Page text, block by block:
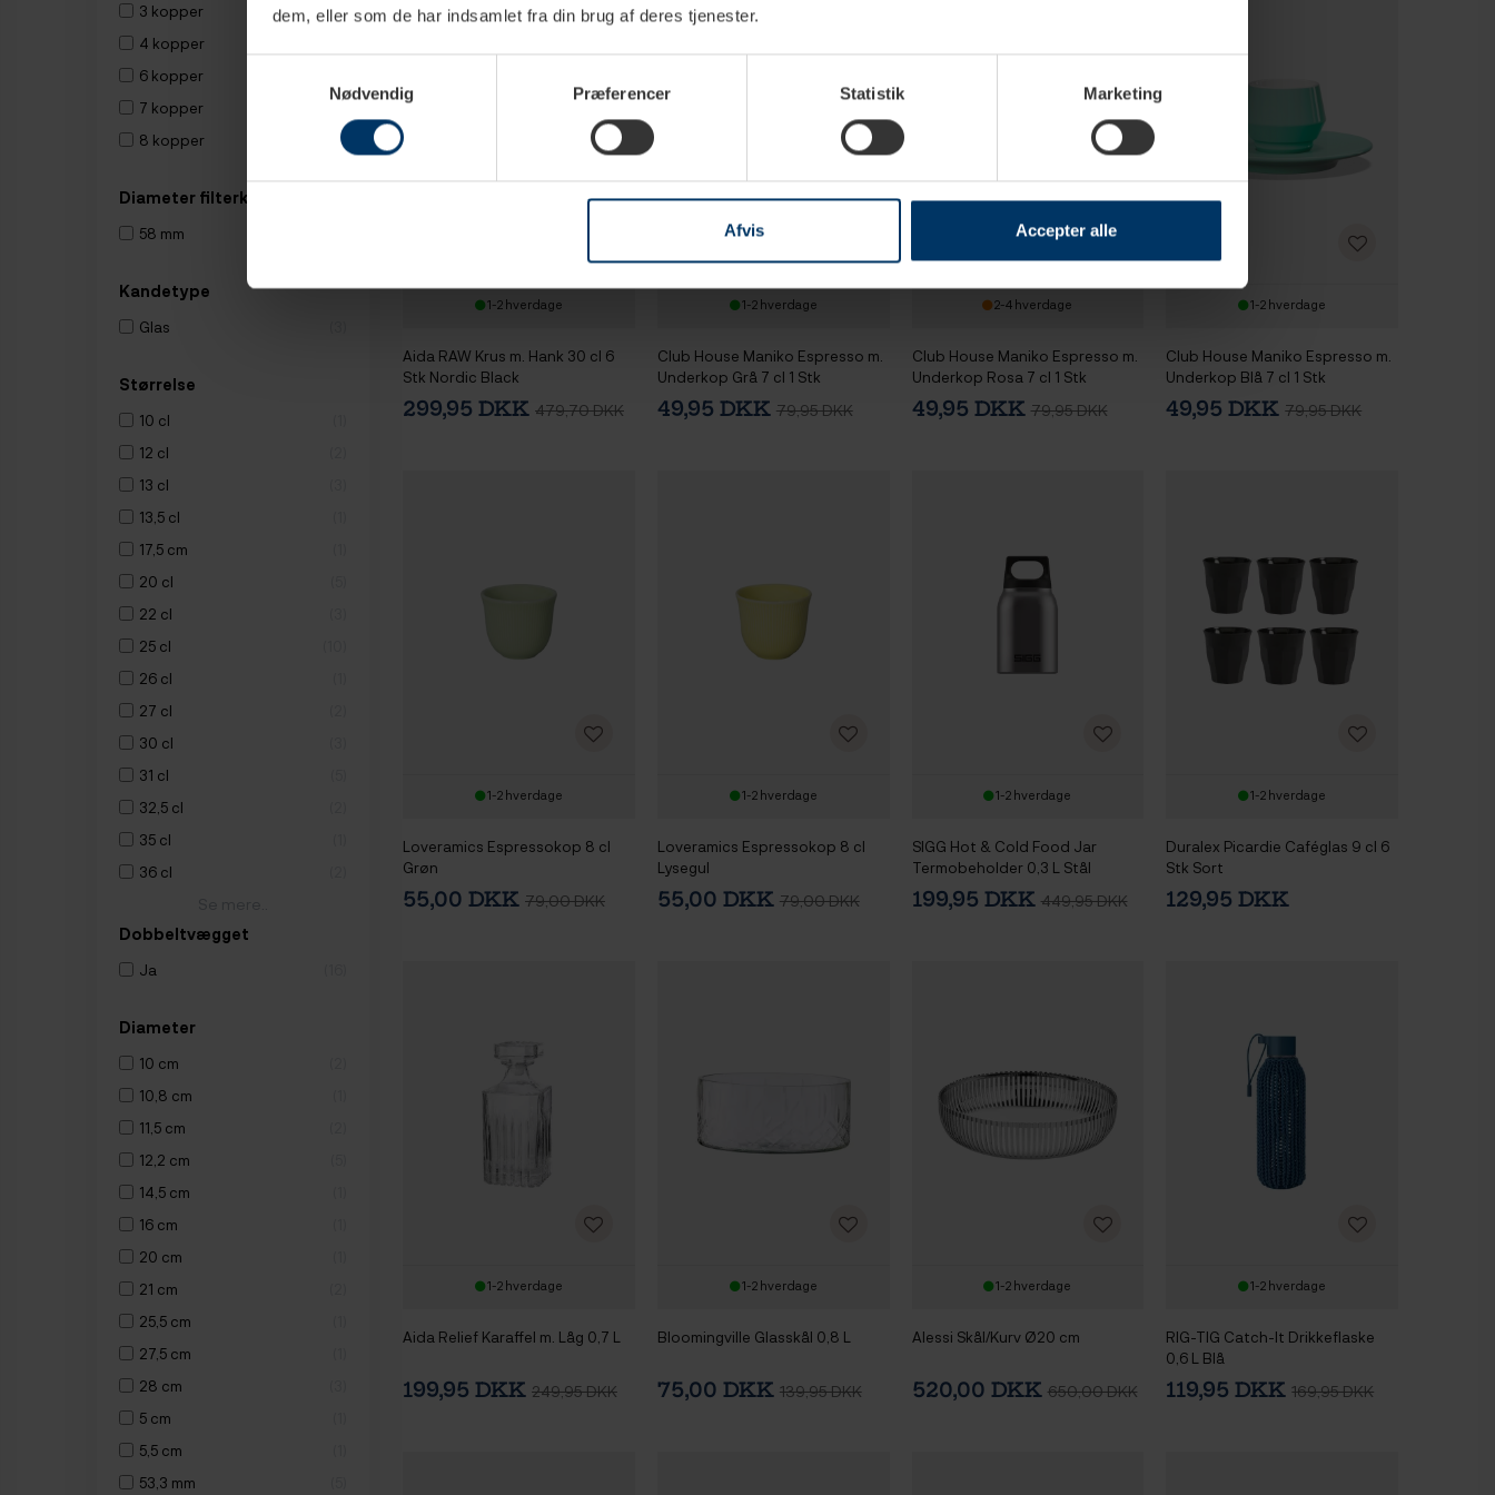
dem, eller som de har indsamlet fra din brug af deres tjenester.
Nødvendig
Præferencer Statistik Marketing
Afvis Accepter alle
3 kopper
10
4 kopper
6 kopper
7 kopper
8 kopper
1
Diameter filterkurv
58 mm
Kandetype
Glas
Størrelse
10 cl
12 cl
13 cl
13,5 cl
17,5 cm
20 cl
22 cl
25 cl
26 cl
27 cl
30 cl
31 cl
32,5 cl
35 cl
36 cl
Dobbeltvægget
Ja
Diameter
10 cm
10,8 cm
11,5 cm
12,2 cm
14,5 cm
16 cm
20 cm
21 cm
25,5 cm
27,5 cm
28 cm
5 cm
5,5 cm
53,3 mm
1-2 hverdage
Aida RAW Krus m. Hank 30 cl 6
Stk Nordic Black
299,95 DKK 479,70 DKK
1-2 hverdage
Club House Maniko Espresso m.
Underkop Grå 7 cl 1 Stk
49,95 DKK 79,95 DKK
2-4 hverdage
Club House Maniko Espresso m.
Underkop Rosa 7 cl 1 Stk
49,95 DKK 79,95 DKK
1-2 hverdage
Club House Maniko Espresso m.
Underkop Blå 7 cl 1 Stk
49,95 DKK79,95 DKK
1-2 hverdage
Loveramics Espressokop 8 cl
Grøn
55,00 DKK 79,00 DKK
1-2 hverdage
Loveramics Espressokop 8 cl
Lysegul
55,00 DKK 79,00 DKK
1-2 hverdage
SIGG Hot & Cold Food Jar
Termobeholder 0,3 L Stål
199,95 DKK 449,95 DKK
1-2 hverdage
Duralex Picardie Caféglas 9 cl 6
Stk Sort
129,95 DKK
1-2 hverdage
Aida Relief Karaffel m. Låg 0,7 L
199,95 DKK 249,95 DKK
1-2 hverdage
Bloomingville Glasskål 0,8 L
75,00 DKK 139,95 DKK
1-2 hverdage
Alessi Skål/Kurv Ø20 cm
520,00 DKK 650,00 DKK
1-2 hverdage
RIG-TIG Catch-It Drikkeflaske
0,6 L Blå
119,95 DKK169,95 DKK